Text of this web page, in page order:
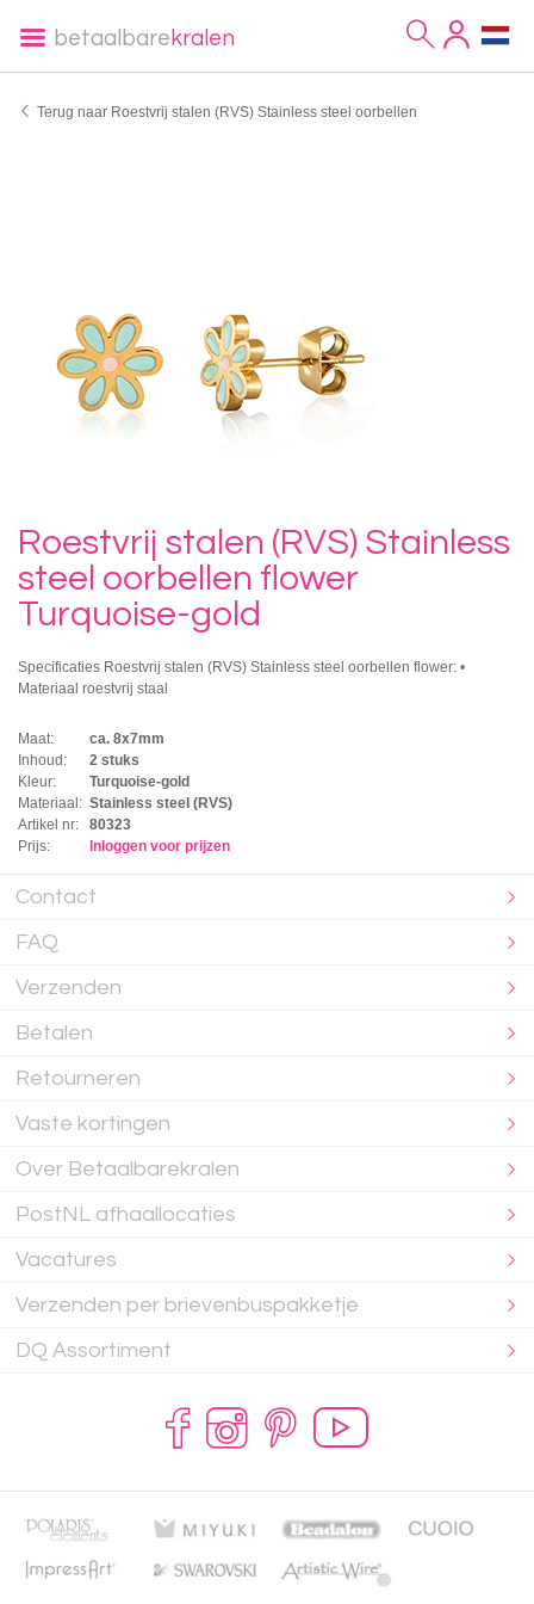
betaalbare kralen
Terug naar Roestvrij stalen (RVS) Stainless steel oorbellen
Roestvrij stalen (RVS) Stainless
steel oorbellen flower
Turquoise-gold
Specificaties Roestvrij stalen (RVS) Stainless steel oorbellen flower: •
Materiaal roestvrij staal
Maat:
ca. 8x7mm
Inhoud:
2 stuks
Kleur:
Turquoise-gold
Materiaal: Stainless steel (RVS)
Artikel nr:
80323
Prijs:
Inloggen voor prijzen
Contact
FAQ
Verzenden
Betalen
Retourneren
Vaste kortingen
Over Betaalbarekralen
PostNL afhaallocaties
Vacatures
Verzenden per brievenbuspakketje
DQ Assortiment